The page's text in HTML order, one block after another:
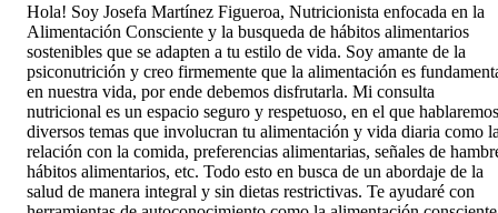
Hola! Soy Josefa Martínez Figueroa, Nutricionista enfocada en la
Alimentación Consciente y la busqueda de hábitos alimentarios
sostenibles que se adapten a tu estilo de vida. Soy amante de la
psiconutrición y creo firmemente que la alimentación es
en nuestra vida, por ende debemos disfrutarla. Mi consulta
nutricional es un espacio seguro y respetuoso, en el que hablaremos
diversos temas que involucran tu alimentación y vida diaria como
relación con la comida, preferencias alimentarias, señales de
hábitos alimentarios, etc. Todo esto en busca de un abordaje de la
salud de manera integral y sin dietas restrictivas. Te ayudaré con